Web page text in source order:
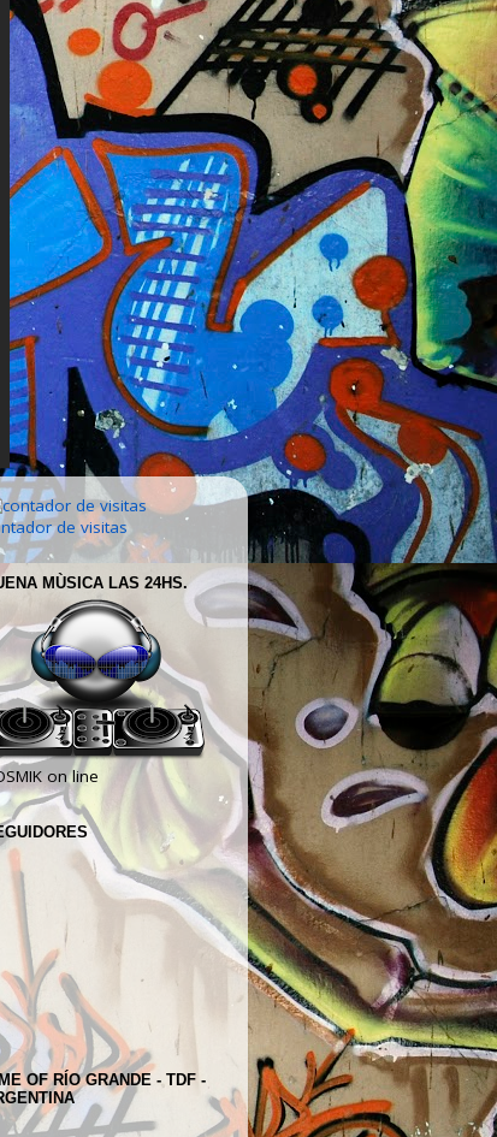
de visitas
MÙSICA LAS 24HS.
on line
OF RÍO GRANDE - TDF -